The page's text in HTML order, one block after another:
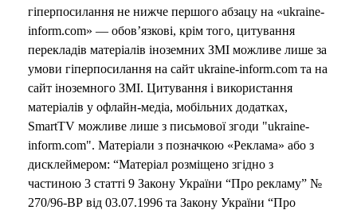
гіперпосилання не нижче першого абзацу на «ukraine-
inform.com» — обов’язкові, крім того, цитування
перекладів матеріалів іноземних ЗМІ можливе лише за
умови гіперпосилання на сайт ukraine-inform.com та на
сайт іноземного ЗМІ. Цитування і використання
матеріалів у офлайн-медіа, мобільних додатках,
SmartTV можливе лише з письмової згоди "ukraine-
inform.com". Матеріали з позначкою «Реклама» або з
дисклеймером: “Матеріал розміщено згідно з
частиною 3 статті 9 Закону України “Про рекламу” №
270/96-ВР від 03.07.1996 та Закону України “Про